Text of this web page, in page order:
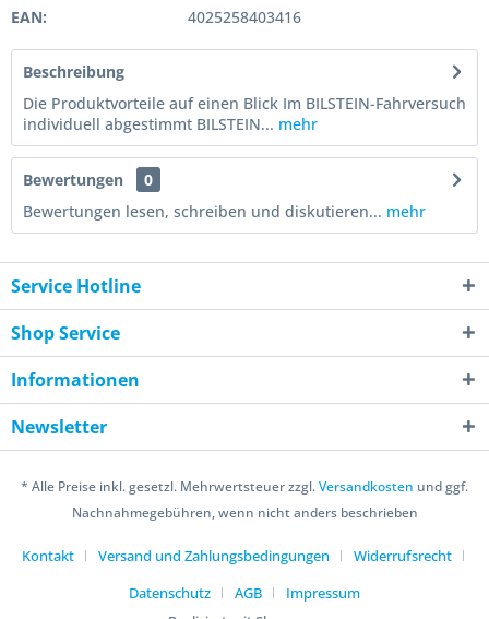
EAN:
4025258403416
Beschreibung
Die Produktvorteile auf einen Blick Im BILSTEIN-Fahrversuch
individuell abgestimmt BILSTEIN... mehr
Bewertungen
0
Bewertungen lesen, schreiben und diskutieren... mehr
Service Hotline
Shop Service
Informationen
Newsletter
* Alle Preise inkl. gesetzl. Mehrwertsteuer zzgl.Versandkosten und ggf.
Nachnahmegebühren, wenn nicht anders beschrieben
Kontakt Versand und Zahlungsbedingungen
Widerrufsrecht
Datenschutz
AGB
Impressum